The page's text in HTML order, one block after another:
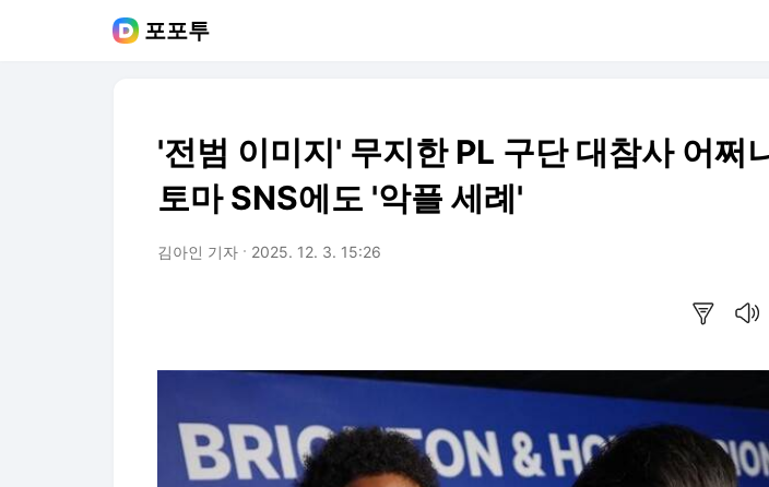
포포투
'전범 이미지' 무지한 PL 구단 대참사 어쩌
토마 SNS에도 '악플 세례'
김아인 기자 2025. 12. 3. 15:26